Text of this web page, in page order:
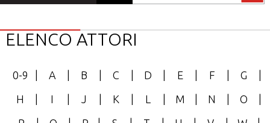
ELENCO ATTORI
0-9 A B C D E F G
H
I J K L M N O